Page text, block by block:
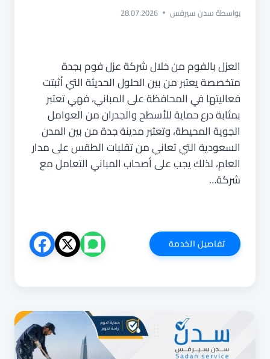
بواسطةسدن سيرفس 28.07.2026
العزل بالفوم من خلال شركة عزل فوم بجدة
متخصصة يعتبر من بين الحلول الحديثة التي أثبتت
فعاليتها في المحافظة على المباني، فهي تعتبر
بمثابة درع حماية للأسطح والجدران من العوامل
الجوية المحيطة، وتعتبر مدينة جدة من بين المدن
السعودية التي تعاني من تقلبات الطقس على مدار
العام، لذلك يجب على أصحاب المباني التعامل مع
شركة…
تفاصيل الخدمةشركة
عزل